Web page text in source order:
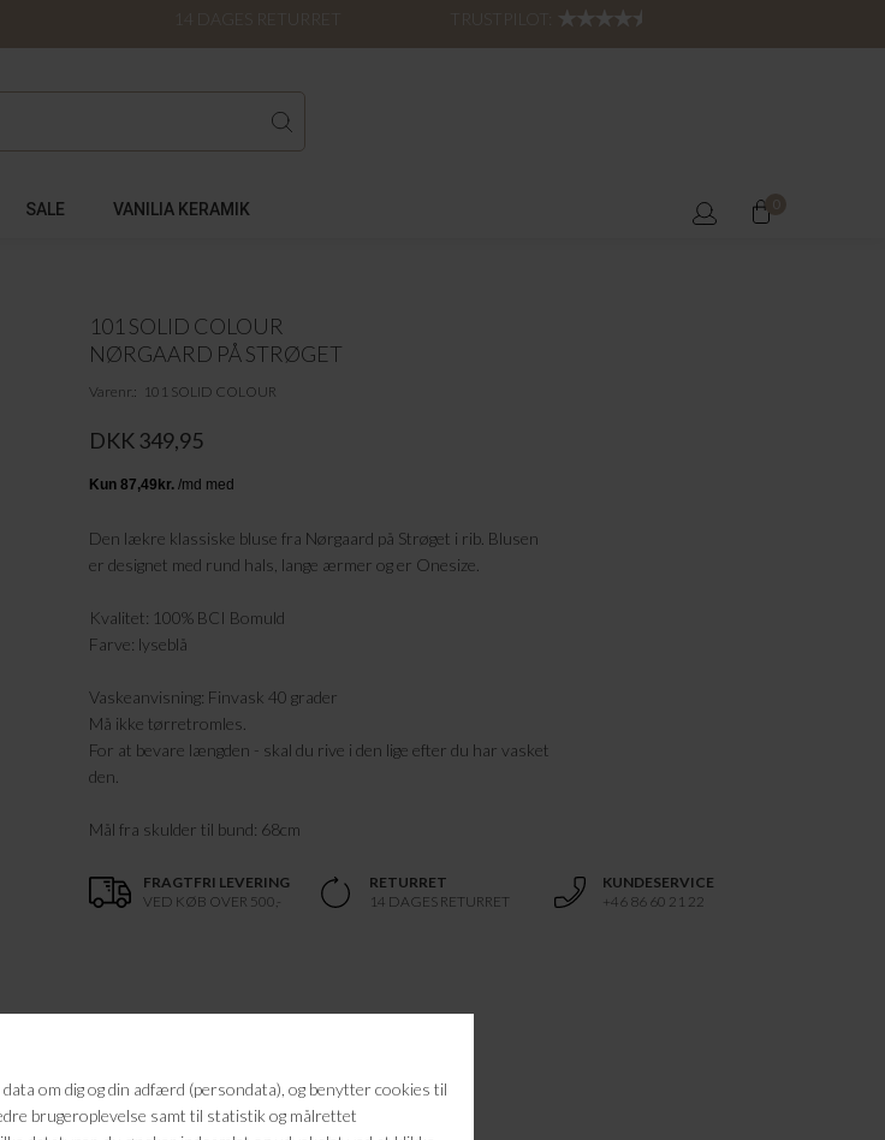
14 DAGES RETURRET
SALE VANILIA KERAMIK 0
101 SOLID COLOUR
NØRGAARD PÅ STRØGET
Varenr. 101 SOLID COLOUR
DKK 349,95
Den lækre klassiske bluse fra Nørgaard på Strøget i rib. Blusen
er designet med rund hals, lange ærmer og er Onesize.
Kvalitet: 100% BCI Bomuld
Farve: lyseblå
Vaskeanvisning: Finvask 40 grader
Må ikke tørretromles.
For at bevare længden - skal du rive i den lige efter du har vasket
den.
Mål fra skulder til bund: 68cm
FRAGTFRI LEVERING
VED KØB OVER 500,-
RETURRET
14 DAGES RETURRET
KUNDESERVICE
+46 86 60 21 22